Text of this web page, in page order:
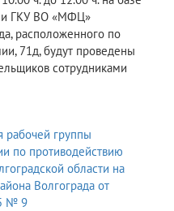
ГКУ ВО «МФЦ»
расположенного по
71д, будут проведены
сотрудниками